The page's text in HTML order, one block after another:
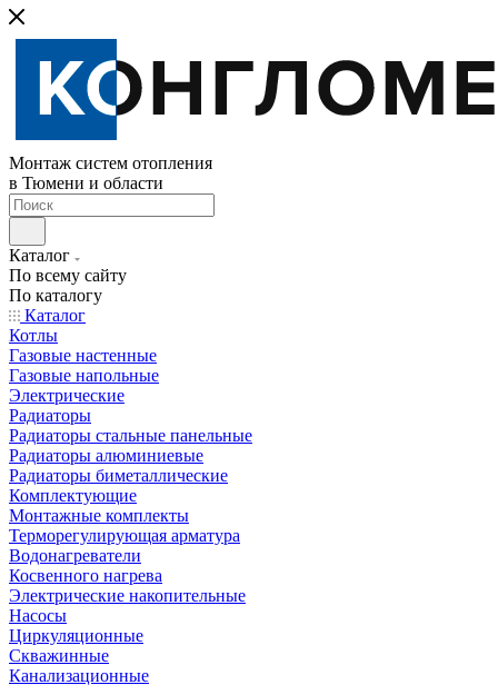
Монтаж систем отопления
в Тюмени и области
Каталог
По всему сайту
По каталогу
Каталог
Котлы
Газовые настенные
Газовые напольные
Электрические
Радиаторы
Радиаторы стальные панельные
Радиаторы алюминиевые
Радиаторы биметаллические
Комплектующие
Монтажные комплекты
Терморегулирующая арматура
Водонагреватели
Косвенного нагрева
Электрические накопительные
Насосы
Циркуляционные
Скважинные
Канализационные